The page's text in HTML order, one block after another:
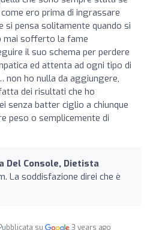
ero prima di ingrassare
pensa solitamente quando si
mai sofferto la fame
il suo schema per perdere
ed attenta ad ogni tipo di
non ho nulla da aggiungere,
dei risultati che ho
senza batter ciglio a chiunque
peso o semplicemente di
Del Console, Dietista
La soddisfazione direi che è
su 3 years ago